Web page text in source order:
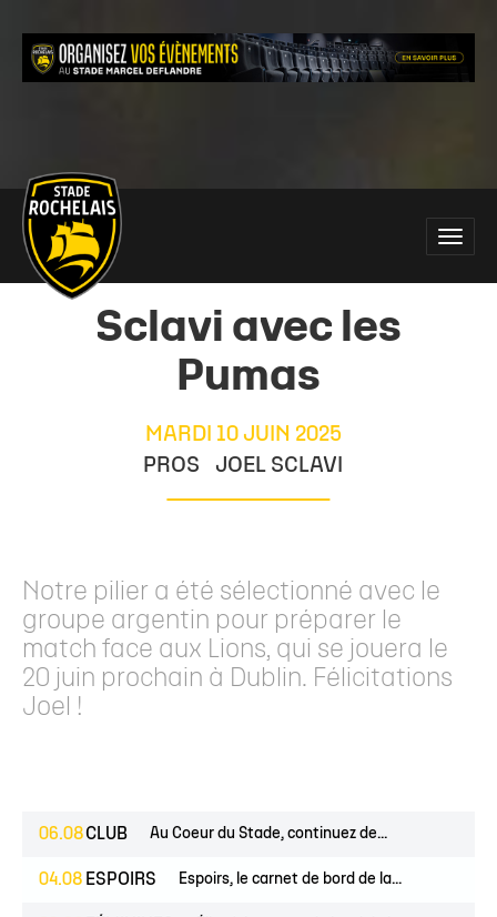
Main
site
navigation
Toggle
Sclavi avec les
Pumas
MARDI 10 JUIN 2025
PROS
JOEL SCLAVI
Notre pilier a été sélectionné avec le
groupe argentin pour préparer le
match face aux Lions, qui se jouera le
20 juin prochain à Dublin. Félicitations
Joel !
06.08CLUB Au Coeur du Stade, continuez de...
04.08 ESPOIRS Espoirs, le carnet de bord de la...